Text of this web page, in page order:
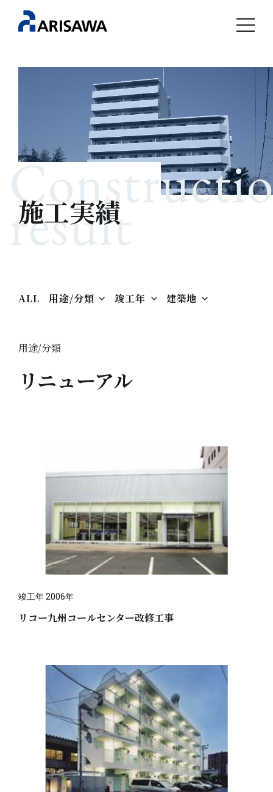
result
施工実績
ALL 用途/分類 竣工年 建築地
用途/分類
リニューアル
竣工年 2006年
リコー九州コールセンター改修工事